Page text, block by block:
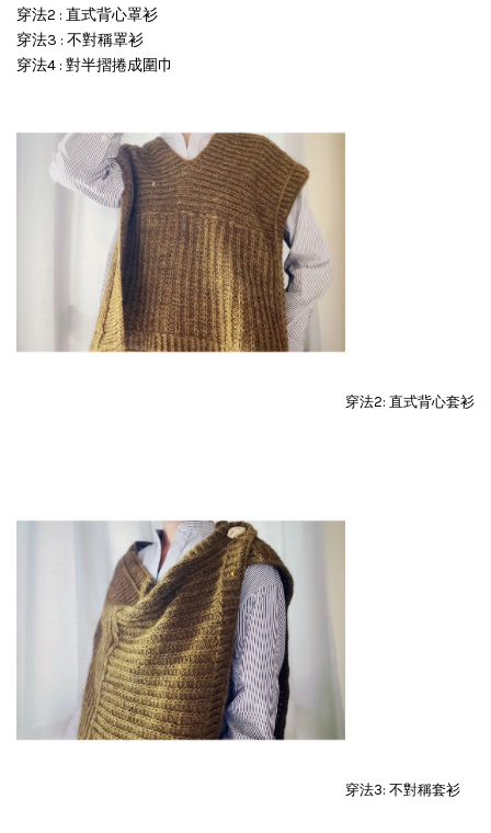
穿法2 : 直式背心罩衫
穿法3 : 不對稱罩衫
穿法4 : 對半摺捲成圍巾
穿法2: 直式背心套衫
穿法3: 不對稱套衫